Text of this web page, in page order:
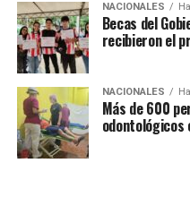
NACIONALES
Becas del
recibieron el
NACIONALES
Más de 600
odontológicos